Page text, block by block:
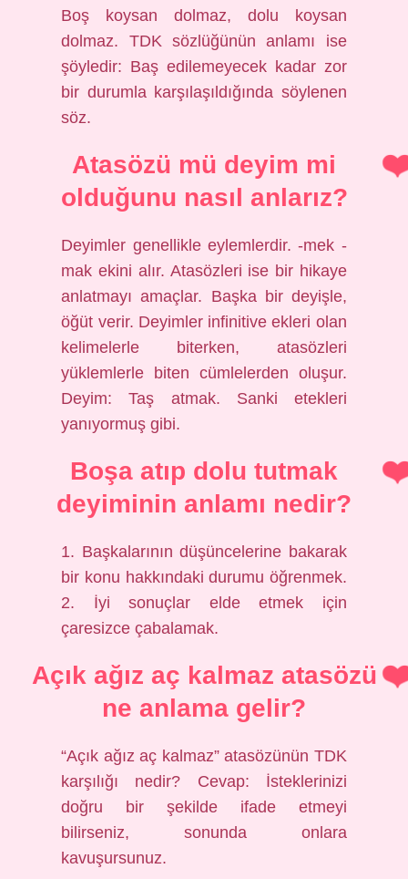
Boş koysan dolmaz, dolu koysan
dolmaz. TDK sözlüğünün anlamı ise
şöyledir: Baş edilemeyecek kadar zor
bir durumla karşılaşıldığında söylenen
söz.
Atasözü mü deyim mi
olduğunu nasıl anlarız?
Deyimler genellikle eylemlerdir. -mek -
mak ekini alır. Atasözleri ise bir hikaye
anlatmayı amaçlar. Başka bir deyişle,
öğüt verir. Deyimler infinitive ekleri olan
kelimelerle biterken, atasözleri
yüklemlerle biten cümlelerden oluşur.
Deyim: Taş atmak. Sanki etekleri
yanıyormuş gibi.
Boşa atıp dolu tutmak
deyiminin anlamı nedir?
1. Başkalarının düşüncelerine bakarak
bir konu hakkındaki durumu öğrenmek.
2. İyi sonuçlar elde etmek için
çaresizce çabalamak.
Açık ağız aç kalmaz atasözü
ne anlama gelir?
“Açık ağız aç kalmaz” atasözünün TDK
karşılığı nedir? Cevap: İsteklerinizi
doğru bir şekilde ifade etmeyi
bilirseniz, sonunda onlara
kavuşursunuz.